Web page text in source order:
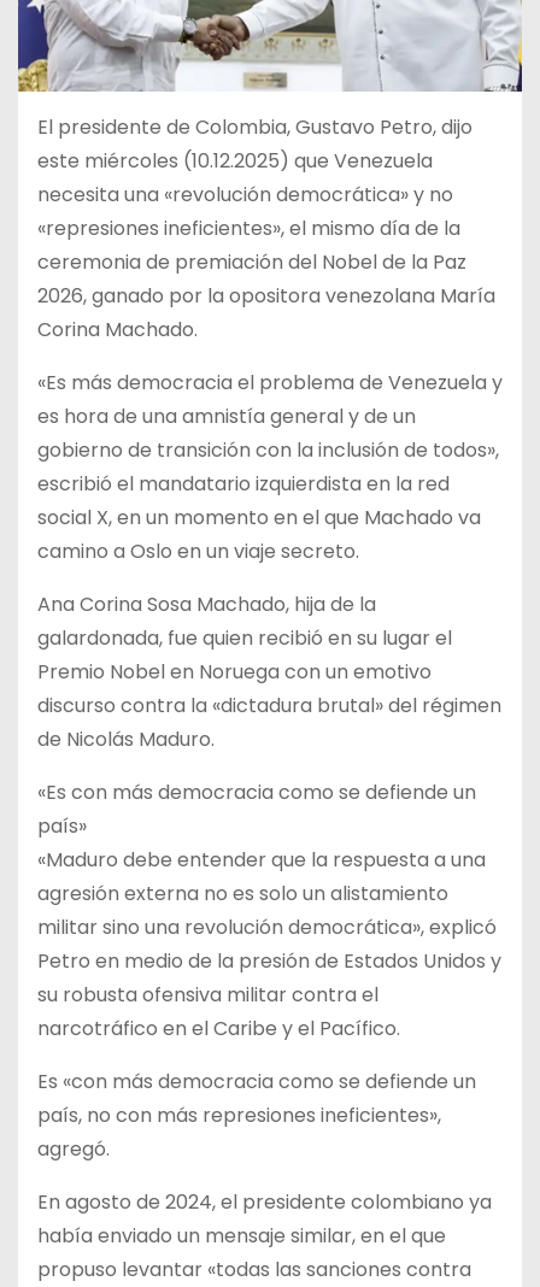
El presidente de Colombia, Gustavo Petro, dijo
este miércoles (10.12.2025) que Venezuela
necesita una «revolución democrática» y no
«represiones ineficientes», el mismo día de la
ceremonia de premiación del Nobel de la Paz
2026, ganado por la opositora venezolana María
Corina Machado.
«Es más democracia el problema de Venezuela y
es hora de una amnistía general y de un
gobierno de transición con la inclusión de todos»,
escribió el mandatario izquierdista en la red
social X, en un momento en el que Machado va
camino a Oslo en un viaje secreto.
Ana Corina Sosa Machado, hija de la
galardonada, fue quien recibió en su lugar el
Premio Nobel en Noruega con un emotivo
discurso contra la «dictadura brutal» del régimen
de Nicolás Maduro.
«Es con más democracia como se defiende un
país»
«Maduro debe entender que la respuesta a una
agresión externa no es solo un alistamiento
militar sino una revolución democrática», explicó
Petro en medio de la presión de Estados Unidos y
su robusta ofensiva militar contra el
narcotráfico en el Caribe y el Pacífico.
Es «con más democracia como se defiende un
país, no con más represiones ineficientes»,
agregó.
En agosto de 2024, el presidente colombiano ya
había enviado un mensaje similar, en el que
propuso levantar «todas las sanciones contra